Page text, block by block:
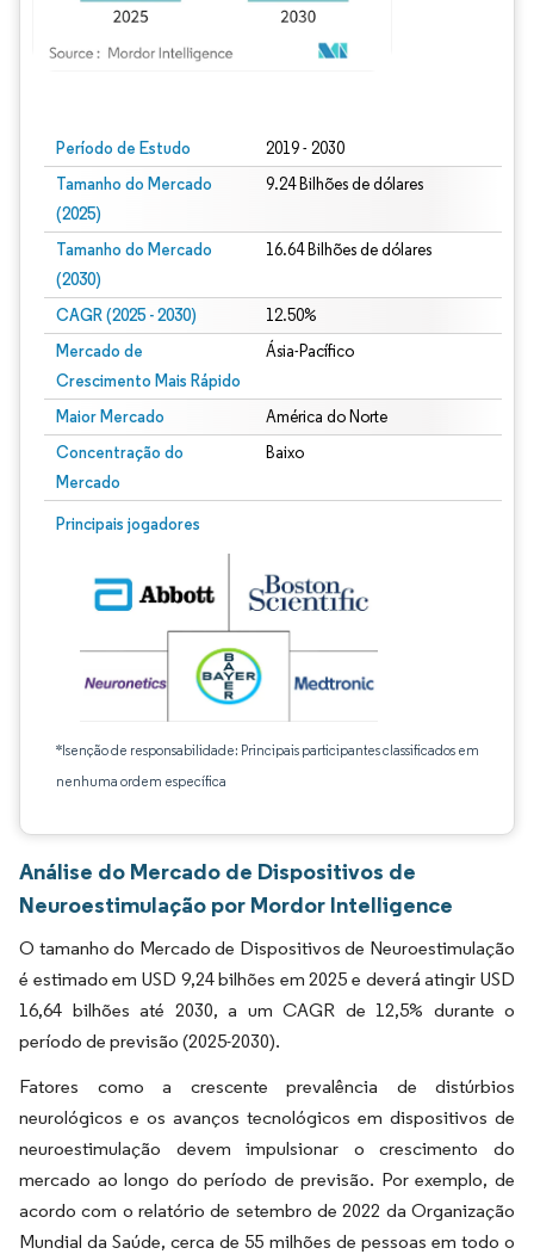
Período de Estudo 2019 - 2030
Tamanho do Mercado
(2025)
9.24 Bilhões de dólares
Tamanho do Mercado
(2030)
16.64 Bilhões de dólares
CAGR (2025 - 2030) 12.50%
Mercado de
Crescimento Mais Rápido
Ásia-Pacífico
Maior Mercado América do Norte
Concentração do
Mercado
Baixo
Principais jogadores
*Isenção de responsabilidade: Principais participantes classificados em
nenhuma ordem específica
Análise do Mercado de Dispositivos de
Neuroestimulação por Mordor Intelligence
O tamanho do Mercado de Dispositivos de Neuroestimulação
é estimado em USD 9,24 bilhões em 2025 e deverá atingir USD
16,64 bilhões até 2030, a um CAGR de 12,5% durante o
período de previsão (2025-2030).
Fatores como a crescente prevalência de distúrbios
neurológicos e os avanços tecnológicos em dispositivos de
neuroestimulação devem impulsionar o crescimento do
mercado ao longo do período de previsão. Por exemplo, de
acordo com o relatório de setembro de 2022 da Organização
Mundial da Saúde, cerca de 55 milhões de pessoas em todo o